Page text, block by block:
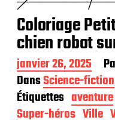
Coloriage
chien robot
D
a
t
e
d
janvier 26, 2025
DansScience-fiction
Étiquettes aventure
Super-héros Ville